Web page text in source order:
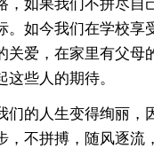
，如果我们不拼尽自
。如今我们在学校享
关爱，在家里有父母
些人的期待。
们的人生变得绚丽，
，不拼搏，随风逐流